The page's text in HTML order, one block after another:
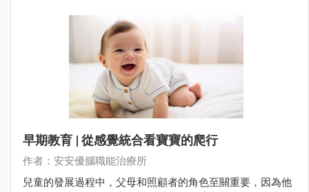
早期教育 | 從感覺統合看寶寶的爬行
作者：安安優腦職能治療所
兒童的發展過程中，父母和照顧者的角色至關重要，因為他